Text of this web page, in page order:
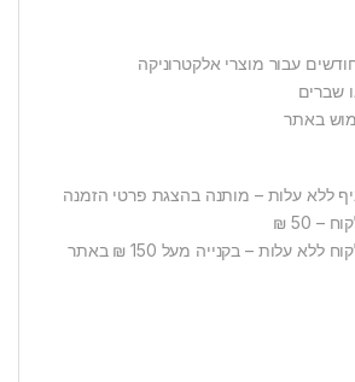
שברים
באתר
ללא עלות – מותנה בהצגת פרטי הזמנה
50 ₪
עלות – בקנייה מעל 150 ₪ באתר